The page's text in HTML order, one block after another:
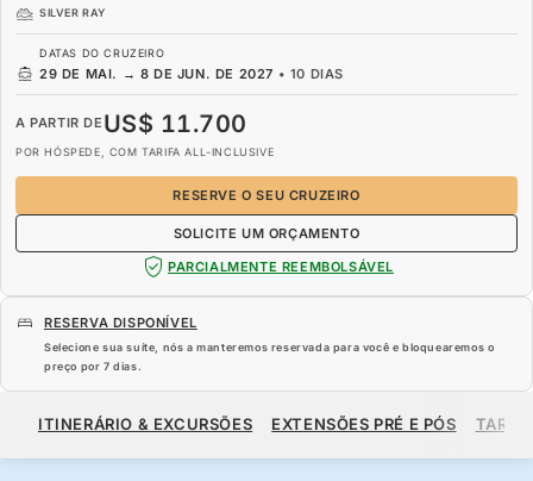
SILVER RAY
DATAS DO CRUZEIRO
29 DE MAI. → 8 DE JUN. DE 2027 • 10 DIAS
A PARTIR DE US$ 11.700
POR HÓSPEDE, COM TARIFA ALL-INCLUSIVE
RESERVE O SEU CRUZEIRO
SOLICITE UM ORÇAMENTO
PARCIALMENTE REEMBOLSÁVEL
RESERVA DISPONÍVEL
Selecione sua suíte, nós a manteremos reservada para você e bloquearemos o
preço por 7 dias.
A PARTIR DE US$ 11.700
ITINERÁRIO & EXCURSÕES EXTENSÕES PRÉ E PÓS